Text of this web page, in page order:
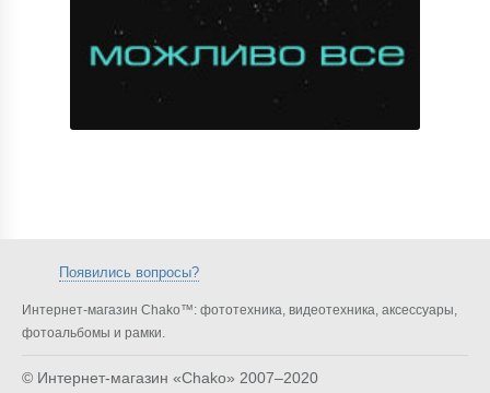
Появились вопросы?
Интернет-магазин Chako™: фототехника, видеотехника, аксессуары,
фотоальбомы и рамки.
© Интернет-магазин «Chako» 2007–2020